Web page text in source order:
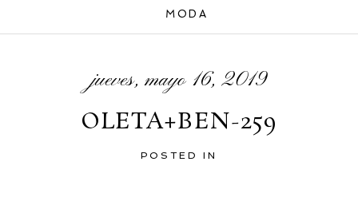
MODA
jueves, mayo 16, 2019
OLETA+BEN-259
POSTED IN